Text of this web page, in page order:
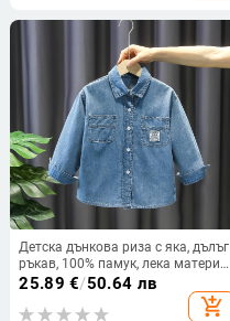
Детска дънкова риза с яка, дълъг
ръкав, 100% памук, лека материя,
за момчета, за всички сезони
25.89 €/50.64 лв
add_shopping_cart